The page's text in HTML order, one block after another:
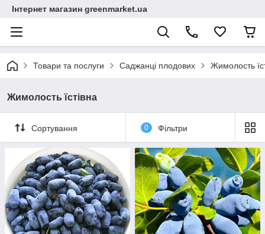
Інтернет магазин greenmarket.ua
Товари та послуги Саджанці плодових Жимолость
Жимолость їстівна
Сортування 0 Фільтри